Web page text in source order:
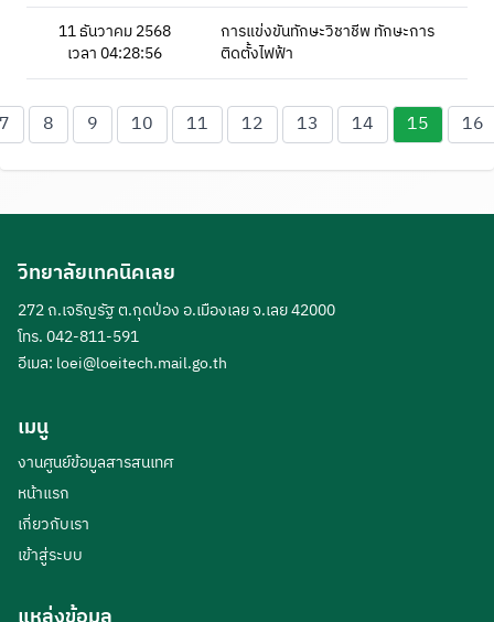
11 ธันวาคม 2568
เวลา 04:28:56
การแข่งขันทักษะวิชาชีพ ทักษะการ
ติดตั้งไฟฟ้า
7 8 9 10 11 12 13 14 15 16
วิทยาลัยเทคนิคเลย
272 ถ.เจริญรัฐ ต.กุดป่อง อ.เมืองเลย จ.เลย 42000
โทร. 042-811-591
อีเมล: loei@loeitech.mail.go.th
เมนู
งานศูนย์ข้อมูลสารสนเทศ
หน้าแรก
เกี่ยวกับเรา
เข้าสู่ระบบ